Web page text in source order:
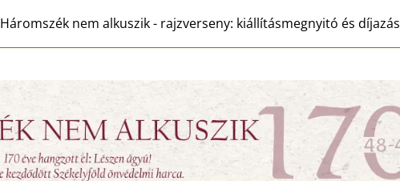
Háromszék nem alkuszik - rajzverseny: kiállításmegnyitó és díjazás